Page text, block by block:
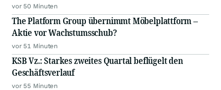
vor 50 Minuten
The Platform Group übernimmt Möbelplattform –
Aktie vor Wachstumsschub?
vor 51 Minuten
KSB Vz.: Starkes zweites Quartal beflügelt den
Geschäftsverlauf
vor 55 Minuten